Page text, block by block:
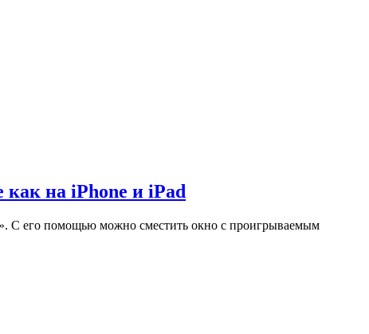
на iPhone и iPad
С его помощью можно сместить окно с проигрываемым